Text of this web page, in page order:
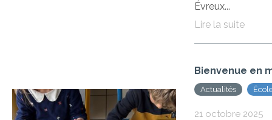
Évreux...
Lire la suite
Bienvenue en
Actualités
21 octobre 2025